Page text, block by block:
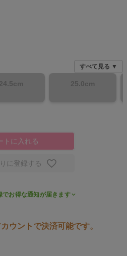
すべて見る ▼
24.5cm 25.0cm
トに入れる
に登録する
でお得な通知が届きます
ウントで決済可能です。